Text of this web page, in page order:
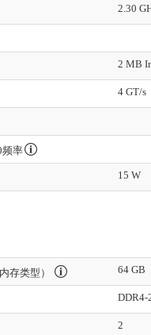
2.30
2 MB
4 GT/s
频率
15 W
存类型） 64 GB
DDR4-
2